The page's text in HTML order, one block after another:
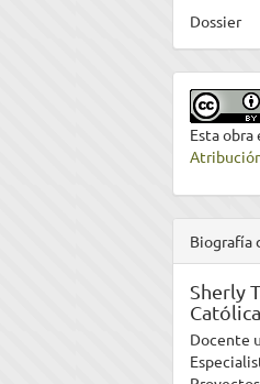
Dossier
Esta
Biografía
Sherly
Docente